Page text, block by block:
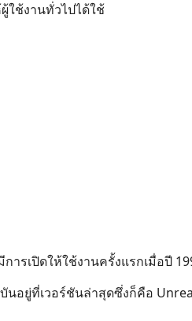
ใช้งานทั่วไปได้ใช้
ารเปิดให้ใช้งานครั้งแรกเมื่อปี
อยู่ที่เวอร์ชันล่าสุดซึ่งก็คือ